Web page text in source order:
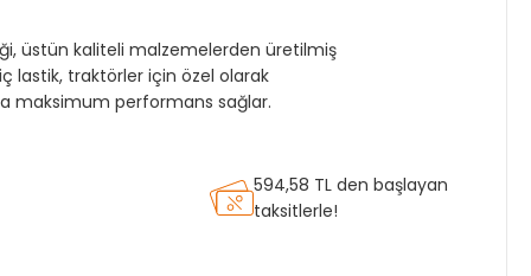
üstün kaliteli malzemelerden üretilmiş
iç lastik, traktörler için özel olarak
maksimum performans sağlar.
594,58 TL den başlayan
taksitlerle!